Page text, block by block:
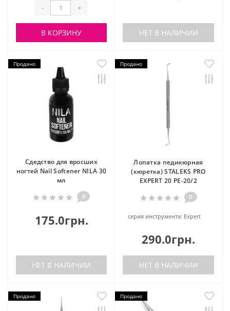
- +
В КОРЗИНУ НЕТ В НАЛИЧИИ
Продано
Сдедство для вросших
ногтей Nail Softener NILA 30
мл
0
175.0грн.
НЕТ В НАЛИЧИИ
Продано
Лопатка педикюрная
(кюретка) STALEKS PRO
EXPERT 20 PE-20/2
0
серия инструмента: Expert
290.0грн.
НЕТ В НАЛИЧИИ
Продано Продано